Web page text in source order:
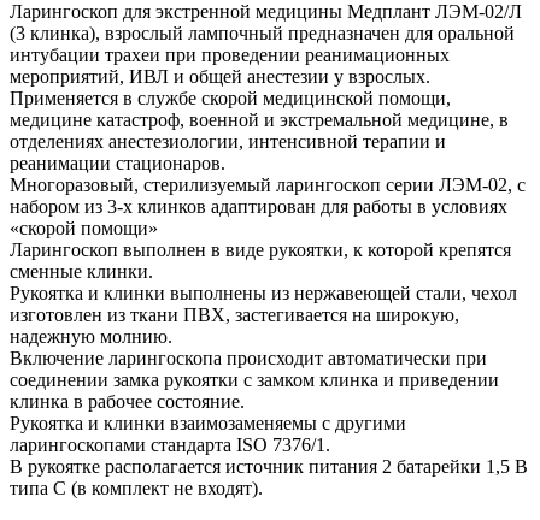
Ларингоскоп для экстренной медицины Медплант ЛЭМ-02/Л
(3 клинка), взрослый лампочный предназначен для оральной
интубации трахеи при проведении реанимационных
мероприятий, ИВЛ и общей анестезии у взрослых.
Применяется в службе скорой медицинской помощи,
медицине катастроф, военной и экстремальной медицине, в
отделениях анестезиологии, интенсивной терапии и
реанимации стационаров.
Многоразовый, стерилизуемый ларингоскоп серии ЛЭМ-02, с
набором из 3-х клинков адаптирован для работы в условиях
«скорой помощи»
Ларингоскоп выполнен в виде рукоятки, к которой крепятся
сменные клинки.
Рукоятка и клинки выполнены из нержавеющей стали, чехол
изготовлен из ткани ПВХ, застегивается на широкую,
надежную молнию.
Включение ларингоскопа происходит автоматически при
соединении замка рукоятки с замком клинка и приведении
клинка в рабочее состояние.
Рукоятка и клинки взаимозаменяемы с другими
ларингоскопами стандарта ISO 7376/1.
В рукоятке располагается источник питания 2 батарейки 1,5 В
типа С (в комплект не входят).